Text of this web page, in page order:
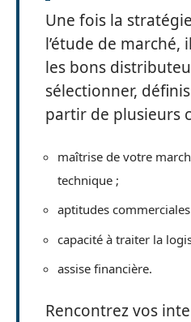
Une fois la
l’étude de marché,
les bons
sélectionner,
partir de plusieurs
maîtrise de votre
technique ;
aptitudes
capacité à traiter la
assise financière.
Rencontrez vos